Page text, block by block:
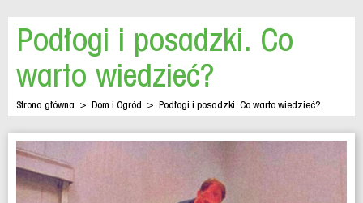
Podłogi i posadzki. Co
warto wiedzieć?
Strona główna > Dom i Ogród > Podłogi i posadzki. Co warto wiedzieć?